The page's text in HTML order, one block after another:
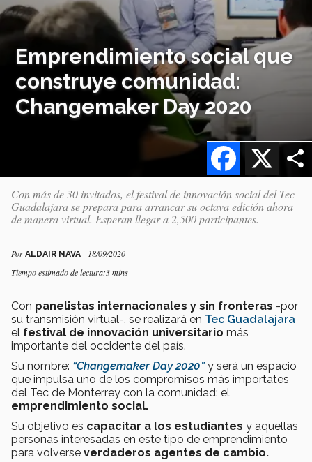
Emprendimiento social que
construye comunidad:
Changemaker Day 2020
X
Facebook
Con más de 30 invitados, el festival de innovación social del Tec
Guadalajara se prepara para arrancar su octava edición ahora
de manera virtual. Esperan llegar a 2,500 participantes.
Por ALDAIR NAVA - 18/09/2020
Tiempo estimado de lectura:3 mins
Con panelistas internacionales y sin fronteras -por
su transmisión virtual-, se realizará en Tec Guadalajara
el festival de innovación universitario más
importante del occidente del país.
Su nombre: “Changemaker Day 2020”y será un espacio
que impulsa uno de los compromisos más importates
del Tec de Monterrey con la comunidad: el
emprendimiento social.
Su objetivo es capacitar a los estudiantes y aquellas
personas interesadas en este tipo de emprendimiento
para volverse verdaderos agentes de cambio.